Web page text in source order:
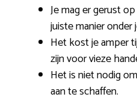
Je mag er gerust
juiste manier
Het kost je amper
zijn voor vieze
Het is niet nodig
aan te schaffen.